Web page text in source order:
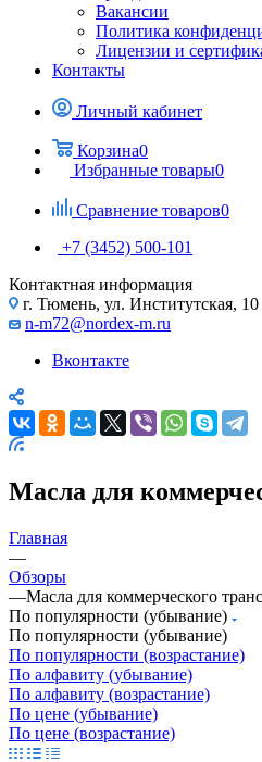
Вакансии
Политика
Лицензии и
Контакты
Личный кабинет
Корзина0
Избранные товары0
Сравнение товаров0
+7 (3452) 500-101
Контактная информация
г. Тюмень, ул. Институтская, 10
n-m72@nordex-m.ru
Вконтакте
Масла для
Главная
—
Обзоры
—Масла для коммерческого
По популярности (убывание)
По популярности (убывание)
По популярности (возрастание)
По алфавиту (убывание)
По алфавиту (возрастание)
По цене (убывание)
По цене (возрастание)